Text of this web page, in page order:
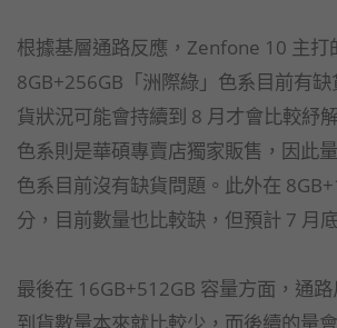
根據基層通路反應，Zenfone 10 主打
8GB+256GB「洲際綠」色系目前有
貨狀況可能會持續到 8 月才會比較紓
色系則是華碩專賣店獨家販售，因此
色系目前沒有缺貨問題。此外在
分，目前數量也比較缺，但預計 7 月
最後在 16GB+512GB 容量方面，通
到貨數量本來就比較少，而後續的量